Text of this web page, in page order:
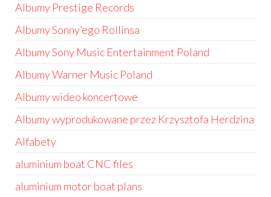
Albumy Prestige Records
Albumy Sonny’ego Rollinsa
Albumy Sony Music Entertainment Poland
Albumy Warner Music Poland
Albumy wideo koncertowe
Albumy wyprodukowane przez Krzysztofa Herdzina
Alfabety
aluminium boat CNC files
aluminium motor boat plans